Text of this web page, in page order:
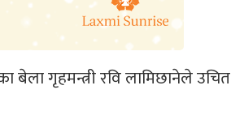
बेला गृहमन्त्री रवि लामिछानेले उचित